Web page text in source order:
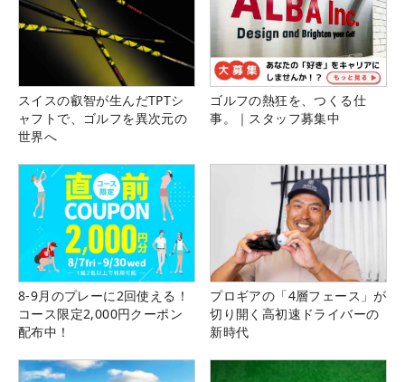
スイスの叡智が生んだTPTシ
ャフトで、ゴルフを異次元の
世界へ
ゴルフの熱狂を、つくる仕
事。｜スタッフ募集中
8-9月のプレーに2回使える！
コース限定2,000円クーポン
配布中！
プロギアの「4層フェース」が
切り開く高初速ドライバーの
新時代